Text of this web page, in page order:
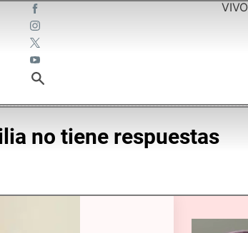
VIVO
no tiene respuestas